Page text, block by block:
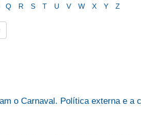
Q R S T U V W X Y Z
o Carnaval. Política externa e a